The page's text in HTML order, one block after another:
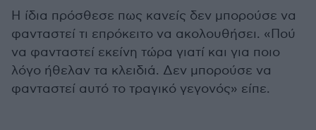
Η ίδια πρόσθεσε πως κανείς δεν μπορούσε να
φανταστεί τι επρόκειτο να ακολουθήσει. «Πού
να φανταστεί εκείνη τώρα γιατί και για ποιο
λόγο ήθελαν τα κλειδιά. Δεν μπορούσε να
φανταστεί αυτό το τραγικό γεγονός» είπε.